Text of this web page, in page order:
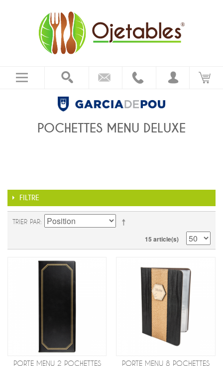
POCHETTES MENU DELUXE
FILTRE
TRIER PAR
15 article(s)
PORTE MENU 2 POCHETTES
PORTE MENU 8 POCHETTES